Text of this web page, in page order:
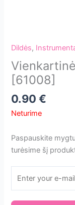
Dildės,
[61008]
0.90€
Neturime
Paspauskite
turėsime šį